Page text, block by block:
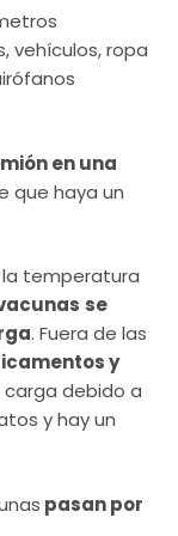
vehículos, ropa
en una
que haya un
temperatura
se
. Fuera de las
y
carga debido a
y hay un
pasan por